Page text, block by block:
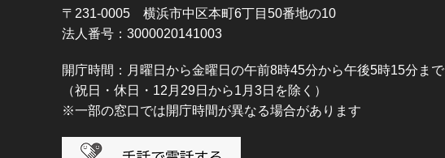
〒231-0005 横浜市中区本町6丁目50番地の10
法人番号：3000020141003
開庁時間：月曜日から金曜日の午前8時45分から午後5時15分まで
（祝日・休日・12月29日から1月3日を除く）
※一部の窓口では開庁時間が異なる場合があります